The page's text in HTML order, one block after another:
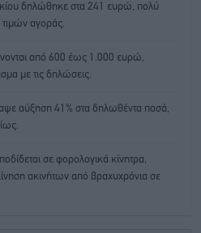
δηλώθηκε στα 241 ευρώ, πολύ
αγοράς.
από 600 έως 1.000 ευρώ,
με τις δηλώσεις.
αύξηση 41% στα δηλωθέντα ποσά,
σε φορολογικά κίνητρα,
ακινήτων από βραχυχρόνια σε